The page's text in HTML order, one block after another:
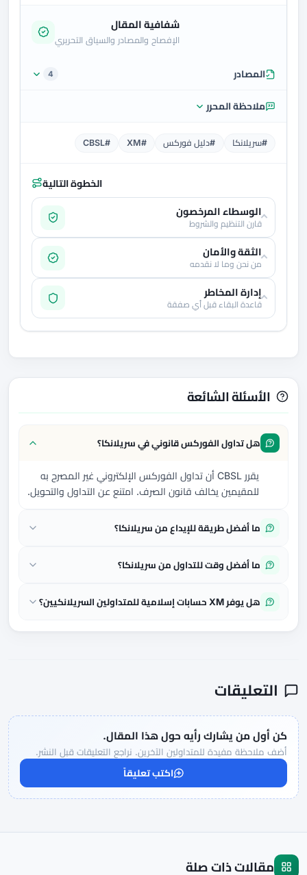
شفافية المقال
الإفصاح والمصادر والسياق التحريري
المصادر 4
ملاحظة المحرر
#سريلانكا #دليل فوركس #XM
#CBSL
الخطوة التالية
الوسطاء المرخصون
قارن التنظيم والشروط
الثقة والأمان
من نحن وما لا نقدمه
إدارة المخاطر
قاعدة البقاء قبل أي صفقة
الأسئلة الشائعة
هل تداول الفوركس قانوني في سريلانكا؟
يقرر CBSL أن تداول الفوركس الإلكتروني غير المصرح به
للمقيمين يخالف قانون الصرف. امتنع عن التداول والتحويل.
ما أفضل طريقة للإيداع من سريلانكا؟
ما أفضل وقت للتداول من سريلانكا؟
هل يوفر XM حسابات إسلامية للمتداولين السريلانكيين؟
التعليقات
كن أول من يشارك رأيه حول هذا المقال.
أضف ملاحظة مفيدة للمتداولين الآخرين. نراجع التعليقات قبل النشر.
اكتب تعليقاً
مقالات ذات صلة